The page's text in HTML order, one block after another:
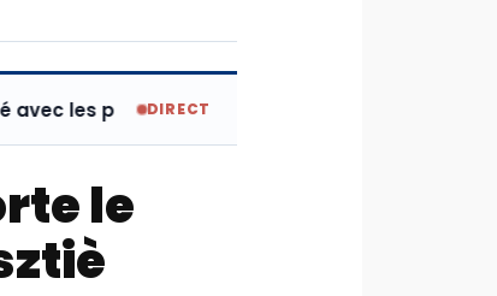
populations frappées par la catastrophe de
DIRECT
le